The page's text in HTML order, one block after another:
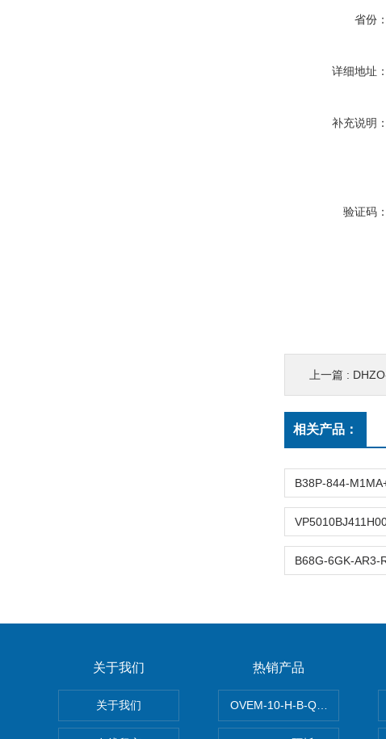
省份：
详细地址：
补充说明：
验证码：
上一篇 : DHZO-
相关产品：
关于我们
关于我们
热销产品
OVEM-10-H-B-QO-CE-N-2P